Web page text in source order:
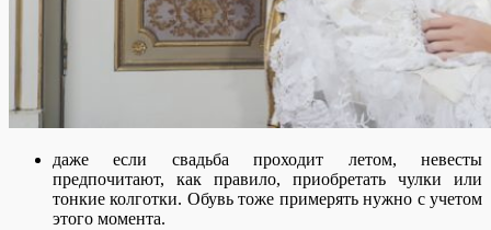
даже если свадьба проходит летом, невесты
предпочитают, как правило, приобретать чулки или
тонкие колготки. Обувь тоже примерять нужно с учетом
этого момента.